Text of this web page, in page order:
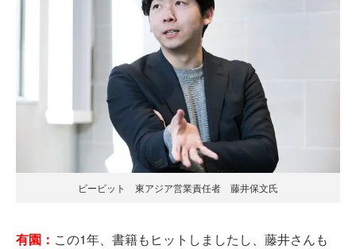
ビービット 東アジア営業責任者 藤井保文氏
有園： この1年、書籍もヒットしましたし、藤井さんも